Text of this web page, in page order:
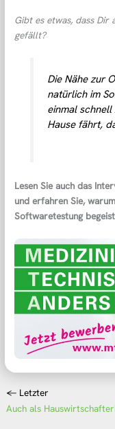
Gibt es etwas, dass Dir
gefällt?
Die Nähe zur
natürlich im
einmal
Hause fährt,
Lesen Sie auch das
und erfahren Sie,
Softwaretestung
← Letzter